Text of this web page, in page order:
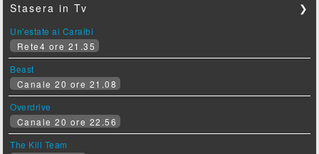
Stasera in Tv ❯
Un'estate ai Caraibi
Rete4 ore 21.35
Beast
Canale 20 ore 21.08
Overdrive
Canale 20 ore 22.56
The Kill Team